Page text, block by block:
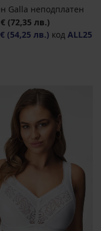
Galla неподплатен
(72,35 лв.)
(54,25 лв.) код ALL25